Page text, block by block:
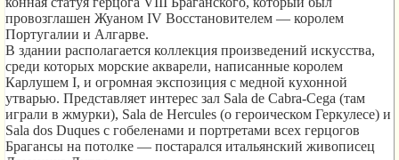
провозглашен Жуаном IV Восстановителем — королем
Португалии и Алгарве.
В здании располагается коллекция произведений искусства,
среди которых морские акварели, написанные королем
Карлушем I, и огромная экспозиция с медной кухонной
утварью. Представляет интерес зал Sala de Cabra-Cega (там
играли в жмурки), Sala de Hercules (о героическом Геркулесе) и
Sala dos Duques с гобеленами и портретами всех герцогов
Брагансы на потолке — постарался итальянский живописец